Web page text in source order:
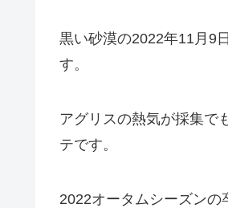
黒い砂漠の2022年11月9
す。
アグリスの熱気が採集で
テです。
2022オータムシーズン